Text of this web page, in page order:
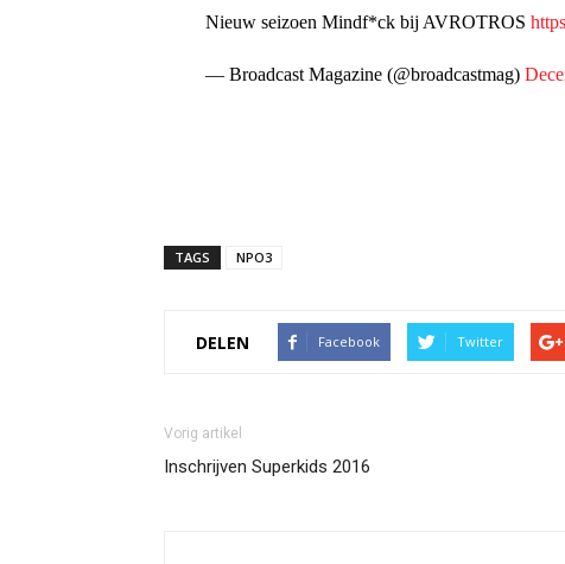
Nieuw seizoen Mindf*ck bij AVROTROS
— Broadcast Magazine (@broadcastmag)
TAGS NPO3
DELEN Facebook Twitter
Vorig artikel
Inschrijven Superkids 2016